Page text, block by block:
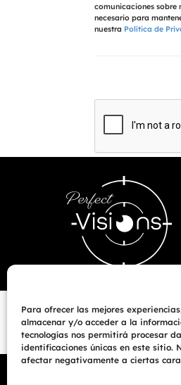
Para ofrecer las mejores
almacenar y/o acceder a la
tecnologías nos permitirá procesar
identificaciones únicas en este sitio.
afectar negativamente a ciertas
comunicaciones sobre
necesario para
nuestra Política de